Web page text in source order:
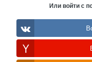
Или войти с